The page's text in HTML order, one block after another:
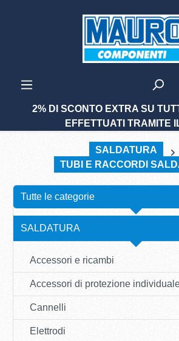
2% DI SCONTO EXTRA SU
EFFETTUATI TRAMITE
SALDATURA
TUBI E RACCORDI
Tutte le categorie
SALDATURA
Accessori e ricambi
Accessori di protezione
Cannelli
Elettrodi